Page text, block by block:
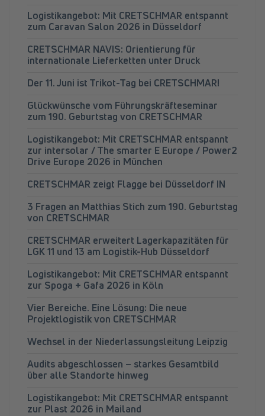
Logistikangebot: Mit CRETSCHMAR entspannt
zum Caravan Salon 2026 in Düsseldorf
CRETSCHMAR NAVIS: Orientierung für
internationale Lieferketten unter Druck
Der 11. Juni ist Trikot-Tag bei CRETSCHMAR!
Glückwünsche vom Führungskräfteseminar
zum 190. Geburtstag von CRETSCHMAR
Logistikangebot: Mit CRETSCHMAR entspannt
zur intersolar / The smarter E Europe / Power2
Drive Europe 2026 in München
CRETSCHMAR zeigt Flagge bei Düsseldorf IN
3 Fragen an Matthias Stich zum 190. Geburtstag
von CRETSCHMAR
CRETSCHMAR erweitert Lagerkapazitäten für
LGK 11 und 13 am Logistik-Hub Düsseldorf
Logistikangebot: Mit CRETSCHMAR entspannt
zur Spoga + Gafa 2026 in Köln
Vier Bereiche. Eine Lösung: Die neue
Projektlogistik von CRETSCHMAR
Wechsel in der Niederlassungsleitung Leipzig
Audits abgeschlossen – starkes Gesamtbild
über alle Standorte hinweg
Logistikangebot: Mit CRETSCHMAR entspannt
zur Plast 2026 in Mailand